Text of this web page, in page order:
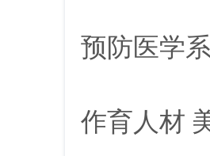
预防医学
作育人材